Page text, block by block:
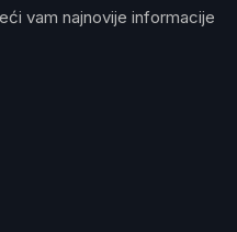
vam najnovije informacije